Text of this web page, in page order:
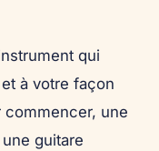
qui
à votre façon
commencer, une
guitare